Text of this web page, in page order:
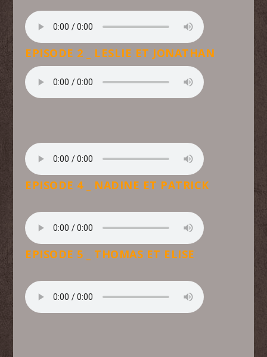
EPISODE 2 _ LESLIE ET JONATHAN
EPISODE 4 _ NADINE ET PATRICK
EPISODE 5 _ THOMAS ET ELISE